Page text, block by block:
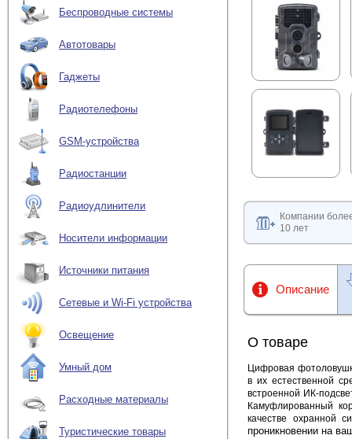
Беспроводные системы
Автотовары
Гаджеты
Радиотелефоны
GSM-устройства
Радиостанции
Радиоудлинители
Носители информации
Источники питания
Сетевые и Wi-Fi устройства
Освещение
Умный дом
Расходные материалы
Туристические товары
Компании
10 лет
Описание
О товаре
Цифровая
в их естественной
встроенной ИК-
Камуфлированный
качестве охранной
проникновении на